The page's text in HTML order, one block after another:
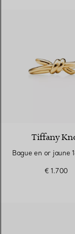
Tiffany
Bague en or jaune
€ 1.700